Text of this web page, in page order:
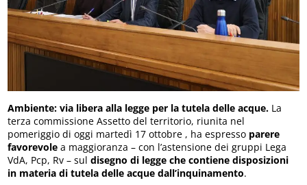
Ambiente: via libera alla legge per la tutela delle acque. La
terza commissione Assetto del territorio, riunita nel
pomeriggio di oggi martedì 17 ottobre , ha espresso parere
favorevolea maggioranza – con l’astensione dei gruppi Lega
VdA, Pcp, Rv – suldisegno di legge che contiene disposizioni
in materia di tutela delle acque dall’inquinamento.